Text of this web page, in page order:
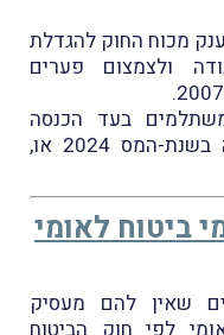
מכוח החוק להגדלת
ולצמצום פערים
בעד הכנסה
מעבודה/עסק/משלח יד שהופקה בשנת-המס 2024 או,
ביטוח לאומי
שאין להם מעסיק